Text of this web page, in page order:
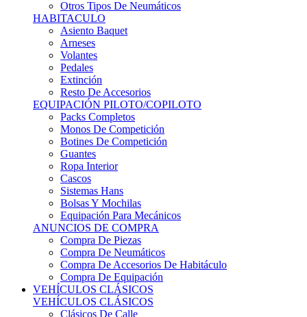
Asiento Baquet
Arneses
Volantes
Pedales
Extinción
Resto De Accesorios
EQUIPACIÓN PILOTO/COPILOTO
Packs Completos
Monos De Competición
Botines De Competición
Guantes
Ropa Interior
Cascos
Sistemas Hans
Bolsas Y Mochilas
Equipación Para Mecánicos
ANUNCIOS DE COMPRA
Compra De Piezas
Compra De Neumáticos
Compra De Accesorios De Habitáculo
Compra De Equipación
VEHÍCULOS CLÁSICOS
VEHÍCULOS CLÁSICOS
Clásicos De Calle
Clásicos De Competición